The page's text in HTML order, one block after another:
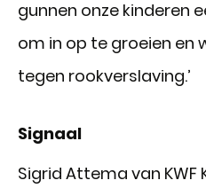
gunnen onze kinderen
om in op te groeien en
tegen rookverslaving.’
Signaal
Sigrid Attema van KWF